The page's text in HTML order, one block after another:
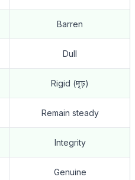
Barren
Dull
Rigid (দৃঢ়)
Remain steady
Integrity
Genuine